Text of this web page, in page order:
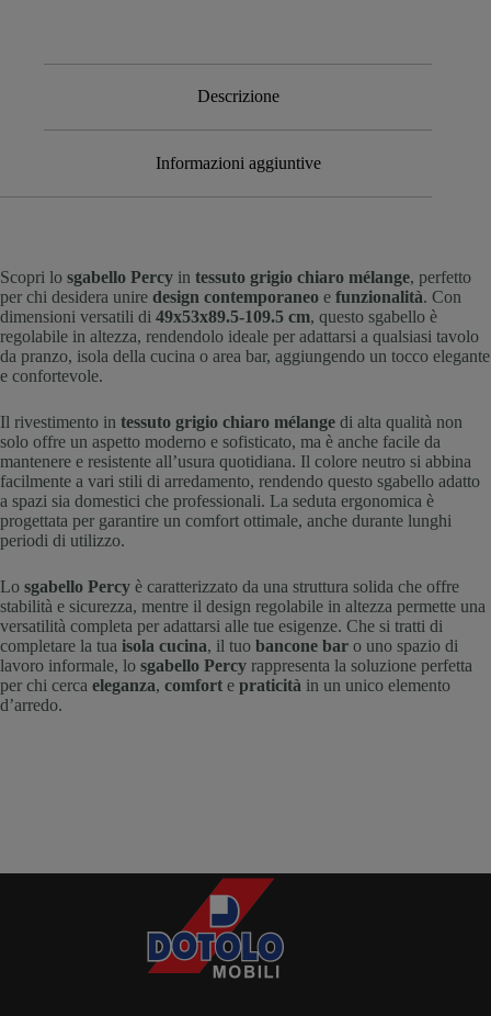
Descrizione
Informazioni aggiuntive
Scopri lo sgabello Percy in tessuto grigio chiaro mélange, perfetto
per chi desidera unire design contemporaneo e funzionalità. Con
dimensioni versatili di 49x53x89.5-109.5 cm, questo sgabello è
regolabile in altezza, rendendolo ideale per adattarsi a qualsiasi tavolo
da pranzo, isola della cucina o area bar, aggiungendo un tocco elegante
e confortevole.
Il rivestimento in tessuto grigio chiaro mélange di alta qualità non
solo offre un aspetto moderno e sofisticato, ma è anche facile da
mantenere e resistente all’usura quotidiana. Il colore neutro si abbina
facilmente a vari stili di arredamento, rendendo questo sgabello adatto
a spazi sia domestici che professionali. La seduta ergonomica è
progettata per garantire un comfort ottimale, anche durante lunghi
periodi di utilizzo.
Lo sgabello Percy è caratterizzato da una struttura solida che offre
stabilità e sicurezza, mentre il design regolabile in altezza permette una
versatilità completa per adattarsi alle tue esigenze. Che si tratti di
completare la tua isola cucina, il tuo bancone bar o uno spazio di
lavoro informale, lo sgabello Percy rappresenta la soluzione perfetta
per chi cerca eleganza, comfort e praticità in un unico elemento
d’arredo.